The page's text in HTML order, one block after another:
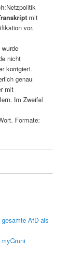
mit
vor.
nicht
korrigiert.
genau
mit
Im Zweifel
Formate:
AfD als